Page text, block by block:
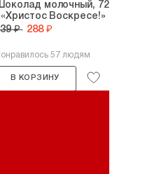
молочный, 72
«Христос Воскресе!»
₽ 288 ₽
57 людям
В КОРЗИНУ